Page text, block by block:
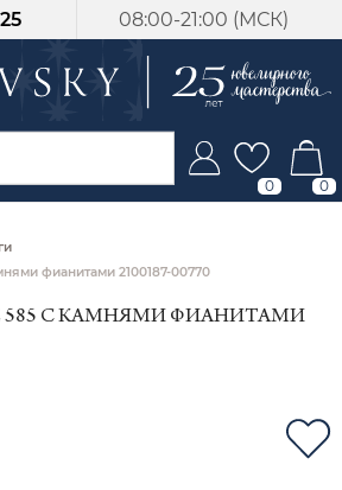
08:00-21:00 (МСК)
0 0
фианитами 2100187-00770
585 С КАМНЯМИ ФИАНИТАМИ
от 15 дней с